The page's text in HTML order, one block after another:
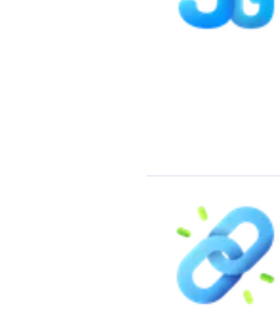
Sie physische
eSIM
Probleme oder